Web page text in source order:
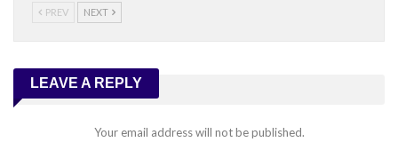
PREV NEXT
LEAVE A REPLY
Your email address will not be published.